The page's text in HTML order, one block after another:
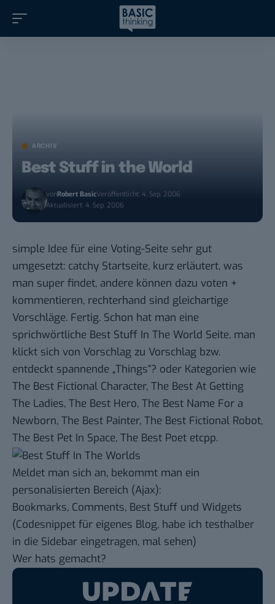
ARCHIV
Best Stuff in the World
vonRobert BasicVeröffentlicht: 4. Sep. 2006
Aktualisiert: 4. Sep. 2006
simple Idee für eine Voting-Seite sehr gut
umgesetzt: catchy Startseite, kurz erläutert, was
man super findet, andere können dazu voten +
kommentieren, rechterhand sind gleichartige
Vorschläge. Fertig. Schon hat man eine
sprichwörtliche Best Stuff In The World Seite, man
klickt sich von Vorschlag zu Vorschlag bzw.
entdeckt spannende „Things“? oder Kategorien wie
The Best Fictional Character, The Best At Getting
The Ladies, The Best Hero, The Best Name For a
Newborn, The Best Painter, The Best Fictional Robot,
The Best Pet In Space, The Best Poet etcpp.
Meldet man sich an, bekommt man ein
personalisierten Bereich (Ajax):
Bookmarks, Comments, Best Stuff und Widgets
(Codesnippet für eigenes Blog, habe ich testhalber
in die Sidebar eingetragen, mal sehen)
Wer hats gemacht?